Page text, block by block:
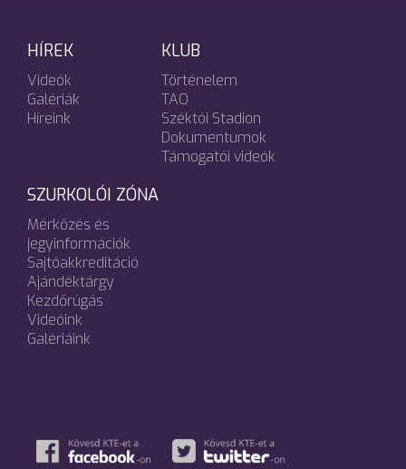
HÍREK
Videók
Galériák
Híreink
KLUB
Történelem
TAO
Széktói Stadion
Dokumentumok
Támogatói videók
SZURKOLÓI ZÓNA
Mérkőzés és
jegyinformációk
Sajtóakkreditáció
Ajándéktárgy
Kezdőrúgás
Videóink
Galériáink